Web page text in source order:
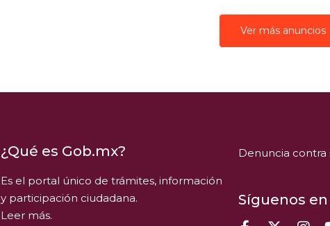
Ver más anuncios
¿Qué es Gob.mx?
Es el portal único de trámites, información
y participación ciudadana.
Leer más.
Denuncia contra
Síguenos en